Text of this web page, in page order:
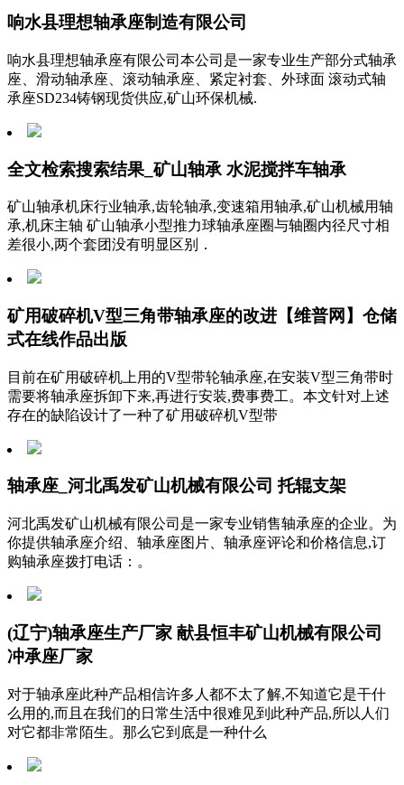
响水县理想轴承座制造有限公司
响水县理想轴承座有限公司本公司是一家专业生产部分式轴承
座、滑动轴承座、滚动轴承座、紧定衬套、外球面 滚动式轴
承座SD234铸钢现货供应,矿山环保机械.
全文检索搜索结果_矿山轴承 水泥搅拌车轴承
矿山轴承机床行业轴承,齿轮轴承,变速箱用轴承,矿山机械用轴
承,机床主轴 矿山轴承小型推力球轴承座圈与轴圈内径尺寸相
差很小,两个套团没有明显区别．
矿用破碎机V型三角带轴承座的改进【维普网】仓储
式在线作品出版
目前在矿用破碎机上用的V型带轮轴承座,在安装V型三角带时
需要将轴承座拆卸下来,再进行安装,费事费工。本文针对上述
存在的缺陷设计了一种了矿用破碎机V型带
轴承座_河北禹发矿山机械有限公司 托辊支架
河北禹发矿山机械有限公司是一家专业销售轴承座的企业。为
你提供轴承座介绍、轴承座图片、轴承座评论和价格信息,订
购轴承座拨打电话：。
(辽宁)轴承座生产厂家 献县恒丰矿山机械有限公司
冲承座厂家
对于轴承座此种产品相信许多人都不太了解,不知道它是干什
么用的,而且在我们的日常生活中很难见到此种产品,所以人们
对它都非常陌生。那么它到底是一种什么